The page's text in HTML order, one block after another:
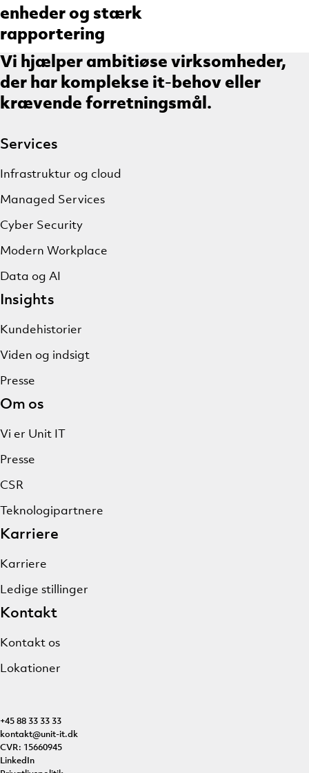
enheder og stærk
rapportering
Vi hjælper ambitiøse virksomheder,
der har komplekse it-behov eller
krævende forretningsmål.
Services
Infrastruktur og cloud
Managed Services
Cyber Security
Modern Workplace
Data og AI
Insights
Kundehistorier
Viden og indsigt
Presse
Om os
Vi er Unit IT
Presse
CSR
Teknologipartnere
Karriere
Karriere
Ledige stillinger
Kontakt
Kontakt os
Lokationer
+45 88 33 33 33
kontakt@unit-it.dk
CVR: 15660945
LinkedIn